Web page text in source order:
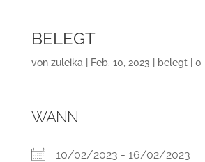
BELEGT
von zuleika Feb. 10, 2023 belegt| 0
WANN
10/02/2023 - 16/02/2023